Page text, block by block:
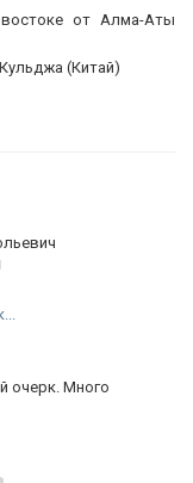
от Алма-Аты
(Китай)
очерк. Много